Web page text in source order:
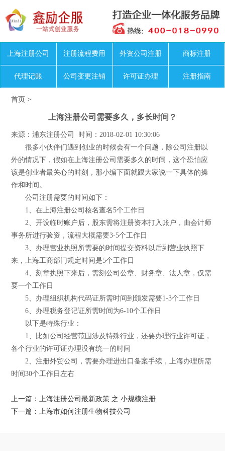
上海注册公司 注册流程费用 外资公司注册 商标注册
代理记账 公司变更注销 许可证办理 注册指南
首页 >
上海注册公司需要多久，多长时间？
来源：浦东注册公司 时间：2018-02-01 10:30:06
很多小伙伴们遇到创业的时候会有一个问题，除公司注册以
外的情况下，假如在上海注册公司需要多久的时间，这个恐怕应
该是创业者最关心的时刻，那小编下面就跟大家说一下具体的操
作和时间。
公司注册需要的时间如下：
1、在上海注册公司核名查名5个工作日
2、开设临时账户后，股东需将注册资本打入账户，由会计师
事务所进行验资，流程大概需要3-5个工作日
3、办理营业执照所需要的时间提交资料以后到营业执照下
来，上海工商部门规定时间是5个工作日
4、刻章执照下来后，需刻公司公章、财务章、法人章，仅需
要一个工作日
5、办理组织机构代码证所需时间到颁发需要1-3个工作日
6、办理税务登记证所需时间为6-10个工作日
以下是特殊行业：
1、比如公司经营范围涉及特殊行业，还要办理行业许可证，
各个行业的许可证办理没有统一的时间
2、注册外贸公司，需要办理进出口备案手续，上海办理所需
时间30个工作日左右
上一篇：上海注册公司最新政策 之 小规模注册
下一篇：上海市如何注册生物科技公司